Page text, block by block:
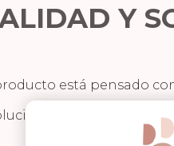
Y
está pensado
prácticas que